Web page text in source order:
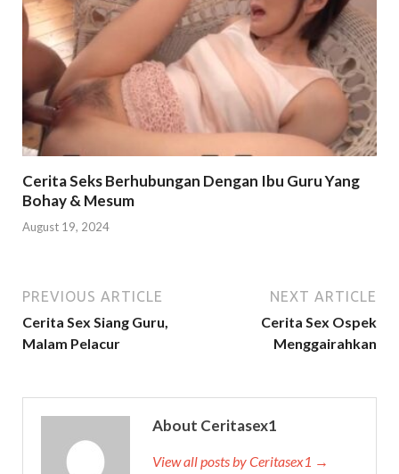
Cerita Seks Berhubungan Dengan Ibu Guru Yang
Bohay & Mesum
August 19, 2024
PREVIOUS ARTICLE
Cerita Sex Siang Guru,
Malam Pelacur
NEXT ARTICLE
Cerita Sex Ospek
Menggairahkan
About Ceritasex1
View all posts by Ceritasex1 →